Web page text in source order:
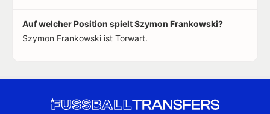
Auf welcher Position spielt Szymon Frankowski?
Szymon Frankowski ist Torwart.